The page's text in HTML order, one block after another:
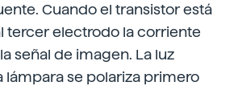
Cuando el transistor está
tercer electrodo la corriente
señal de imagen. La luz
lámpara se polariza primero